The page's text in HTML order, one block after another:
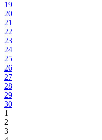
19
20
21
22
23
24
25
26
27
28
29
30
1
2
3